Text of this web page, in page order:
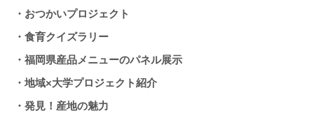
・おつかいプロジェクト
・食育クイズラリー
・福岡県産品メニューのパネル展示
・地域×大学プロジェクト紹介
・発見！産地の魅力